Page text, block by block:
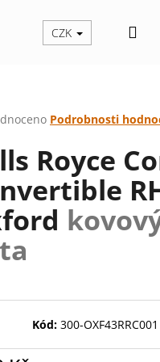
CZK
Podrobnosti
Royce
Kód: 300-OXF43RRC001